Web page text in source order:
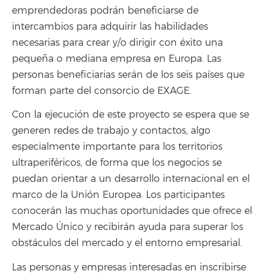
emprendedoras podrán beneficiarse de
intercambios para adquirir las habilidades
necesarias para crear y/o dirigir con éxito una
pequeña o mediana empresa en Europa. Las
personas beneficiarias serán de los seis países que
forman parte del consorcio de EXAGE.
Con la ejecución de este proyecto se espera que se
generen redes de trabajo y contactos, algo
especialmente importante para los territorios
ultraperiféricos, de forma que los negocios se
puedan orientar a un desarrollo internacional en el
marco de la Unión Europea. Los participantes
conocerán las muchas oportunidades que ofrece el
Mercado Único y recibirán ayuda para superar los
obstáculos del mercado y el entorno empresarial.
Las personas y empresas interesadas en inscribirse